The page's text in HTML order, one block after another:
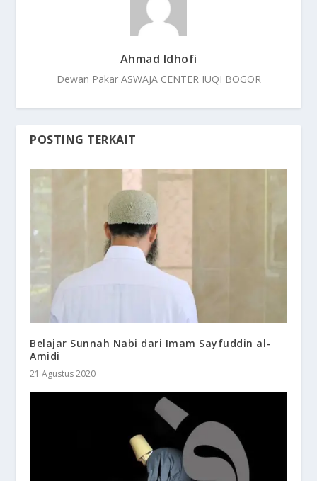
Ahmad Idhofi
Dewan Pakar ASWAJA CENTER IUQI BOGOR
POSTING TERKAIT
Belajar Sunnah Nabi dari Imam Sayfuddin al-
Amidi
21 Agustus 2020